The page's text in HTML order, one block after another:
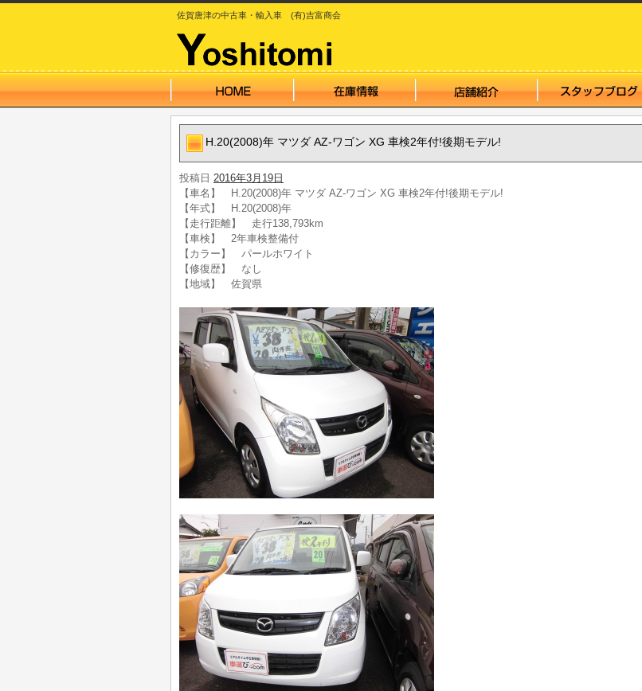
佐賀唐津の中古車・輸入車 (有)吉富商会
H.20(2008)年 マツダ AZ-ワゴン XG 車検2年付!後期モデル!
投稿日 2016年3月19日
【車名】 H.20(2008)年 マツダ AZ-ワゴン XG 車検2年付!後期モデル!
【年式】 H.20(2008)年
【走行距離】 走行138,793km
【車検】 2年車検整備付
【カラー】 パールホワイト
【修復歴】 なし
【地域】 佐賀県